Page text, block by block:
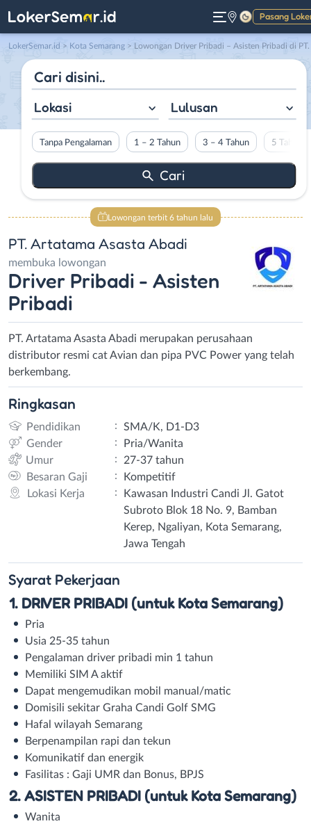
Pasang
Gelap
LokerSemar.id > Kota Semarang > Lowongan Driver Pribadi – Asisten Pribadi di PT. Artatama Asasta Abadi
Lokasi Lulusan
Tanpa Pengalaman 1 – 2 Tahun 3 – 4 Tahun 5 Tahun
Lowongan terbit 6 tahun lalu
PT. Artatama Asasta Abadi
membuka lowongan
Driver Pribadi - Asisten
Pribadi
PT. Artatama Asasta Abadi merupakan perusahaan
distributor resmi cat Avian dan pipa PVC Power yang telah
berkembang.
Ringkasan
Pendidikan :
SMA/K, D1-D3
Gender
:
Pria/Wanita
Umur
:
27-37 tahun
Besaran Gaji
:
Kompetitif
Lokasi Kerja
:
Kawasan Industri Candi Jl. Gatot
Subroto Blok 18 No. 9, Bamban
Kerep, Ngaliyan, Kota Semarang,
Jawa Tengah
Syarat Pekerjaan
1. DRIVER PRIBADI(untuk Kota Semarang)
Pria
Usia 25-35 tahun
Pengalaman driver pribadi min 1 tahun
Memiliki SIM A aktif
Dapat mengemudikan mobil manual/matic
Domisili sekitar Graha Candi Golf SMG
Hafal wilayah Semarang
Berpenampilan rapi dan tekun
Komunikatif dan energik
Fasilitas : Gaji UMR dan Bonus, BPJS
2. ASISTEN PRIBADI (untuk Kota Semarang)
Wanita